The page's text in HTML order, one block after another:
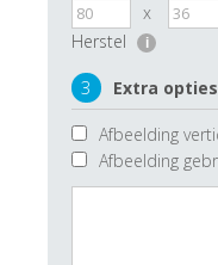
x
Herstel
i
3 Extra opties
Afbeelding
Afbeelding